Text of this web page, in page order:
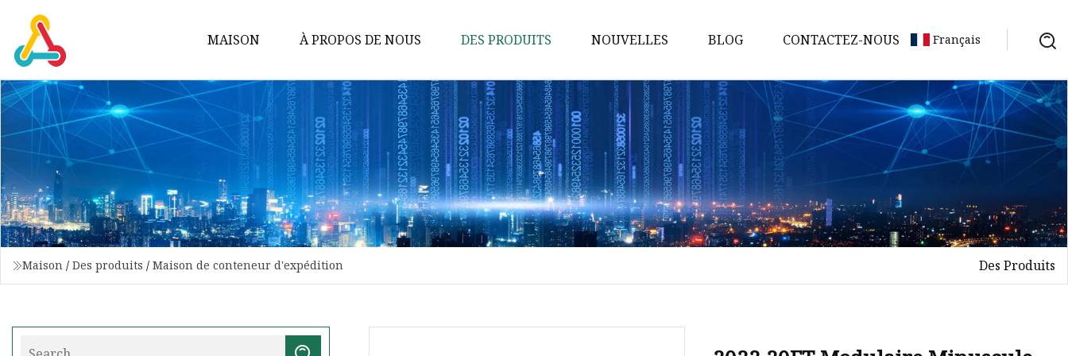
MAISON À PROPOS DE NOUS DES PRODUITS
Atelier de structure métallique
Poulailler à structure métallique
Structure d'acier
Entrepôt de structure en acier
Bâtiment à structure métallique
Maison préfabriquée
Panneau sandwich
NOUVELLES BLOG CONTACTEZ-NOUS Français
Maison / Des produits / Maison de conteneur d'expédition Des Produits